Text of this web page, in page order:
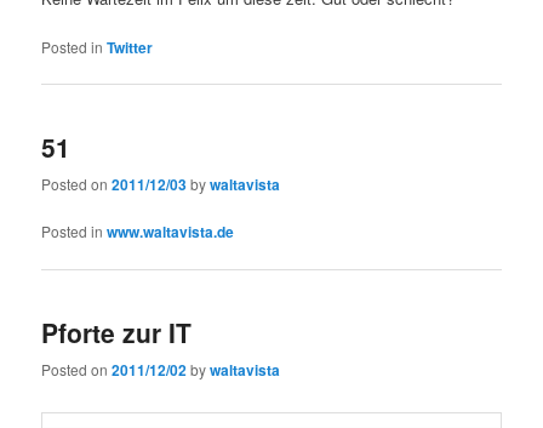
Posted in Twitter
51
Posted on2011/12/03bywaltavista
Posted in www.waltavista.de
Pforte zur IT
Posted on2011/12/02bywaltavista